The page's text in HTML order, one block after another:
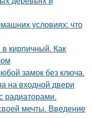
условиях: что
кирпичный. Как
замок без ключа.
на входной двери
радиаторами.
мечты. Введение